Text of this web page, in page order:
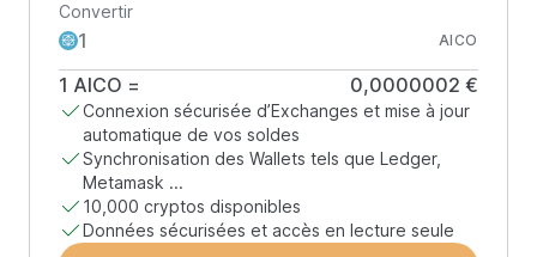
Convertir
AICO
1 AICO = 0,0000002 €
Connexion sécurisée d’Exchanges et mise à jour
automatique de vos soldes
Synchronisation des Wallets tels que Ledger,
Metamask ...
10,000 cryptos disponibles
Données sécurisées et accès en lecture seule